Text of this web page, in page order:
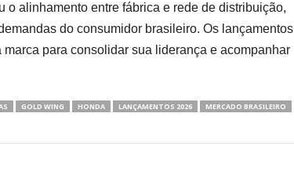
o alinhamento entre fábrica e rede de distribuição,
do consumidor brasileiro. Os lançamentos
para consolidar sua liderança e acompanhar
GOLD WING HONDA LANÇAMENTOS 2026 MERCADO BRASILEIRO